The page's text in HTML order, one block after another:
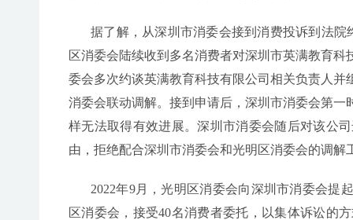
据了解，从深圳市消委会接到消费投诉到法
区消委会陆续收到多名消费者对深圳市英满教育
委会多次约谈英满教育科技有限公司相关负责人
消委会联动调解。接到申请后，深圳市消委会第
样无法取得有效进展。深圳市消委会随后对该公
由，拒绝配合深圳市消委会和光明区消委会的调解
2022年9月，光明区消委会向深圳市消委会提
区消委会，接受40名消费者委托，以集体诉讼的